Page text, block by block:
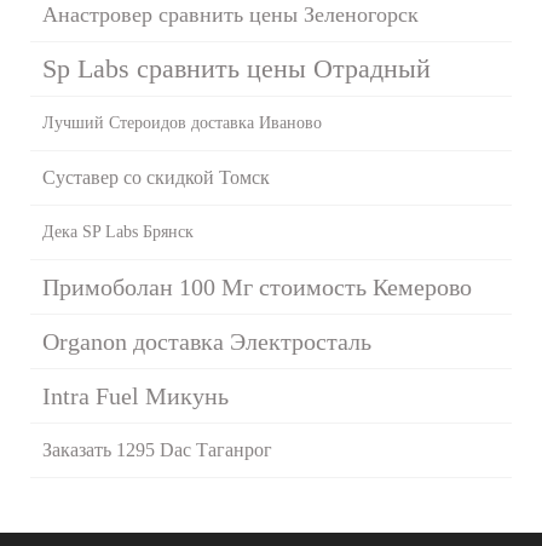
Анастровер сравнить цены Зеленогорск
Sp Labs сравнить цены Отрадный
Лучший Стероидов доставка Иваново
Суставер со скидкой Томск
Дека SP Labs Брянск
Примоболан 100 Мг стоимость Кемерово
Organon доставка Электросталь
Intra Fuel Микунь
Заказать 1295 Dac Таганрог